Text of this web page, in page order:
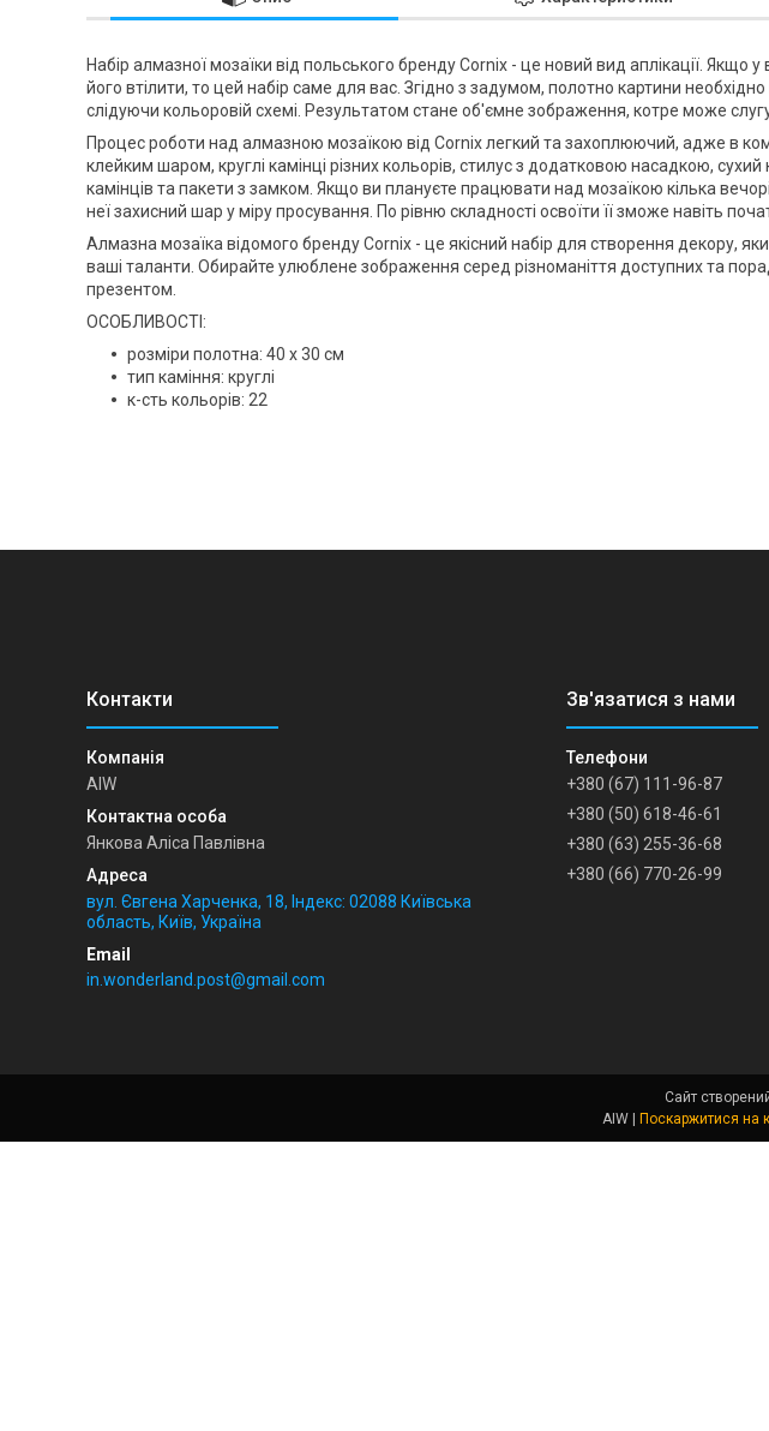
Набір алмазної мозаїки від польського брендуCornix - це новий вид аплікації. Якщо
його втілити, то цей набір саме для вас. Згідно з задумом, полотно картини
слідуючи кольоровій схемі. Результатом стане об'ємне зображення, котре може
Процес роботи над алмазною мозаїкою від Cornixлегкий та захоплюючий, адже в
клейким шаром, круглі камінці різних кольорів, стилус з додатковою насадкою,
камінців та пакети з замком. Якщо ви плануєте працювати над мозаїкою кілька
неї захисний шар у міру просування. По рівню складності освоїти її зможе навіть
Алмазна мозаїка відомого брендуCornix - це якісний набір для створення декору,
ваші таланти. Обирайте улюблене зображення серед різноманіття доступних та
презентом.
ОСОБЛИВОСТІ:
розміри полотна: 40 x 30 см
тип каміння: круглі
к-сть кольорів: 22
AIW
Янкова Аліса Павлівна
вул. Євгена Харченка, 18, Індекс: 02088 Київська
область, Київ, Україна
in.wonderland.post@gmail.com
+380 (67) 111-96-87
+380 (50) 618-46-61
+380 (63) 255-36-68
+380 (66) 770-26-99
Сайт
AIW | Поскаржитися на